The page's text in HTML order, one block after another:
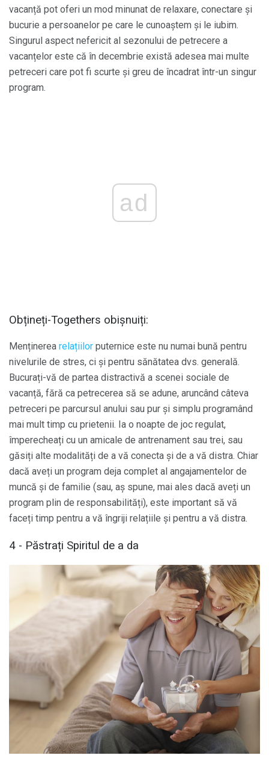
vacanță pot oferi un mod minunat de relaxare, conectare și
bucurie a persoanelor pe care le cunoaștem și le iubim.
Singurul aspect nefericit al sezonului de petrecere a
vacanțelor este că în decembrie există adesea mai multe
petreceri care pot fi scurte și greu de încadrat într-un singur
program.
ad
Obțineți-Togethers obișnuiți:
Menținerea relațiilor puternice este nu numai bună pentru
nivelurile de stres, ci și pentru sănătatea dvs. generală.
Bucurați-vă de partea distractivă a scenei sociale de
vacanță, fără ca petrecerea să se adune, aruncând câteva
petreceri pe parcursul anului sau pur și simplu programând
mai mult timp cu prietenii. Ia o noapte de joc regulat,
împerecheați cu un amicale de antrenament sau trei, sau
găsiți alte modalități de a vă conecta și de a vă distra. Chiar
dacă aveți un program deja complet al angajamentelor de
muncă și de familie (sau, aș spune, mai ales dacă aveți un
program plin de responsabilități), este important să vă
faceți timp pentru a vă îngriji relațiile și pentru a vă distra.
4 - Păstrați Spiritul de a da